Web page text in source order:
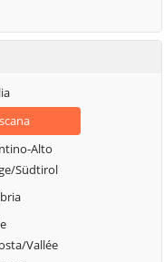
Alto
Südtirol
Vallée